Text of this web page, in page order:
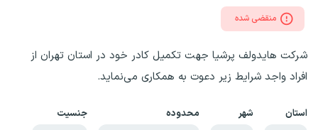
منقضی شده
شرکت هایدولف پرشیا جهت تکمیل کادر خود در استان‌ تهران از
افراد واجد شرایط زیر دعوت به همکاری می‌نماید.
استان
شهر
محدوده
جنسیت